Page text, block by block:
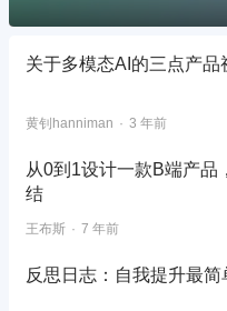
关于多模态AI的三点产品
黄钊hanniman 3 年前
从0到1设计一款B端产品
结
王布斯 7 年前
反思日志：自我提升最简